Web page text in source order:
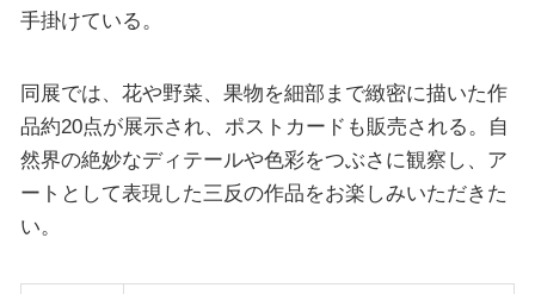
手掛けている。
同展では、花や野菜、果物を細部まで緻密に描いた作
品約20点が展示され、ポストカードも販売される。自
然界の絶妙なディテールや色彩をつぶさに観察し、ア
ートとして表現した三反の作品をお楽しみいただきた
い。